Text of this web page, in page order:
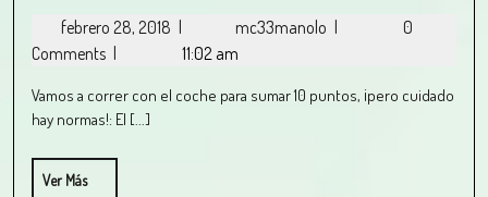
febrero 28, 2018 mc33manolo
0
Comments
11:02 am
Vamos a correr con el coche para sumar 10 puntos, ¡pero cuidado
hay normas!: El [...]
Ver Más